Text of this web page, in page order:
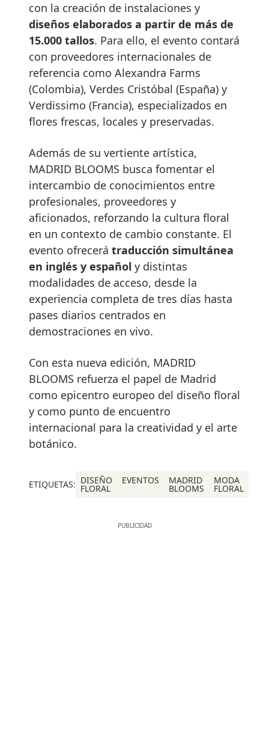
con la creación de instalaciones y
diseños elaborados a partir de más de
15.000 tallos. Para ello, el evento contará
con proveedores internacionales de
referencia como Alexandra Farms
(Colombia), Verdes Cristóbal (España) y
Verdissimo (Francia), especializados en
flores frescas, locales y preservadas.
Además de su vertiente artística,
MADRID BLOOMS busca fomentar el
intercambio de conocimientos entre
profesionales, proveedores y
aficionados, reforzando la cultura floral
en un contexto de cambio constante. El
evento ofrecerá traducción simultánea
en inglés y español y distintas
modalidades de acceso, desde la
experiencia completa de tres días hasta
pases diarios centrados en
demostraciones en vivo.
Con esta nueva edición, MADRID
BLOOMS refuerza el papel de Madrid
como epicentro europeo del diseño floral
y como punto de encuentro
internacional para la creatividad y el arte
botánico.
ETIQUETAS: DISEÑO
FLORAL
EVENTOS MADRID
BLOOMS
MODA
FLORAL